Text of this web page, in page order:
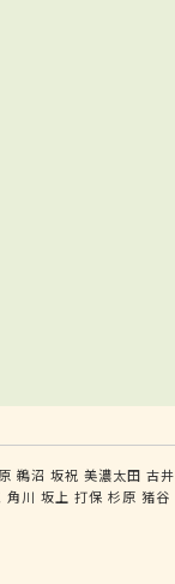
鵜沼 坂祝 美濃太田 古井
角川 坂上 打保 杉原 猪谷